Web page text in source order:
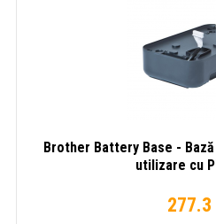
Brother Battery Base -
utilizare cu
277.3